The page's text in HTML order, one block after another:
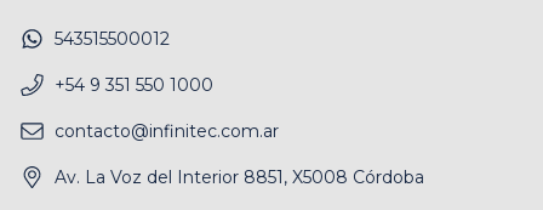
543515500012
+54 9 351 550 1000
contacto@infinitec.com.ar
Av. La Voz del Interior 8851, X5008 Córdoba